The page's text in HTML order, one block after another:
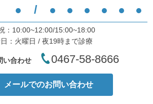
● / ● ● ● ● ● ●
：10:00~12:00/15:00~18:00
：火曜日 / 夜19時まで診療
い合わせ 0467-58-8666
メールでのお問い合わせ